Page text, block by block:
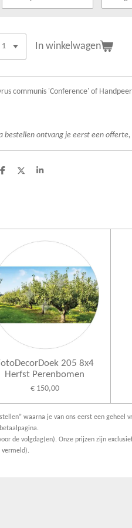
In winkelwagen
communis 'Conference' of
bestellen ontvang je eerst een
D
D
S
205 8x4
Herfst Perenbomen
€ 150,00
waarna je van ons eerst een geheel
de volgdag(en). Onze prijzen zijn